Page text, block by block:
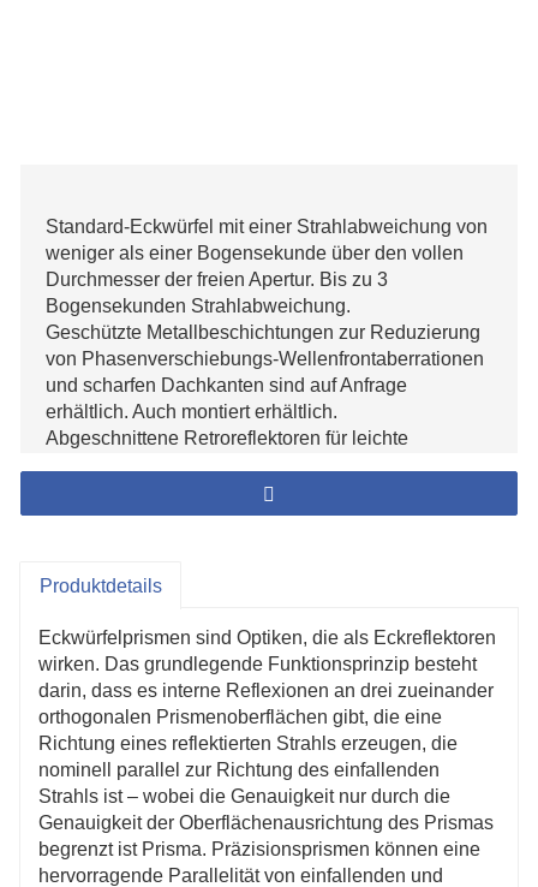
Standard-Eckwürfel mit einer Strahlabweichung von
weniger als einer Bogensekunde über den vollen
Durchmesser der freien Apertur. Bis zu 3
Bogensekunden Strahlabweichung.
Geschützte Metallbeschichtungen zur Reduzierung
von Phasenverschiebungs-Wellenfrontaberrationen
und scharfen Dachkanten sind auf Anfrage
erhältlich. Auch montiert erhältlich.
Abgeschnittene Retroreflektoren für leichte
Präzise Strahlabweichung, übertragene Wellenfront
und Positionierung des theoretischen
Produktdetails
Eckwürfelprismen sind Optiken, die als Eckreflektoren
wirken. Das grundlegende Funktionsprinzip besteht
darin, dass es interne Reflexionen an drei zueinander
orthogonalen Prismenoberflächen gibt, die eine
Richtung eines reflektierten Strahls erzeugen, die
nominell parallel zur Richtung des einfallenden
Strahls ist – wobei die Genauigkeit nur durch die
Genauigkeit der Oberflächenausrichtung des Prismas
begrenzt ist Prisma. Präzisionsprismen können eine
hervorragende Parallelität von einfallenden und